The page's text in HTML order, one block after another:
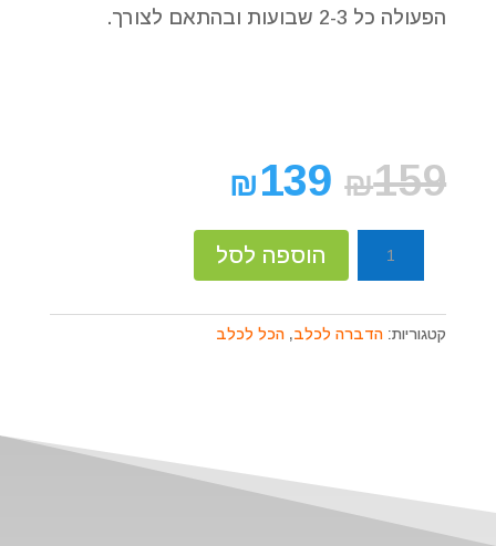
הפעולה כל 2-3 שבועות ובהתאם לצורך.
₪159
₪139
אולטרה
הוספה לסל
קטגוריות: הדברה לכלב, הכל לכלב